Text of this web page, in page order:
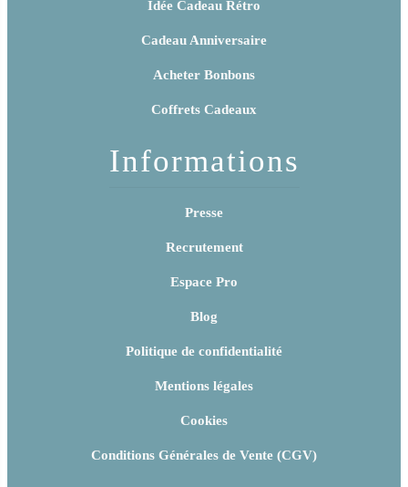
Idée Cadeau Rétro
Cadeau Anniversaire
Acheter Bonbons
Coffrets Cadeaux
Informations
Presse
Recrutement
Espace Pro
Blog
Politique de confidentialité
Mentions légales
Cookies
Conditions Générales de Vente (CGV)